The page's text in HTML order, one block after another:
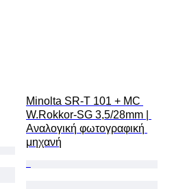
Minolta SR-T 101 + MC
W.Rokkor-SG 3,5/28mm |
Αναλογική φωτογραφική
μηχανή